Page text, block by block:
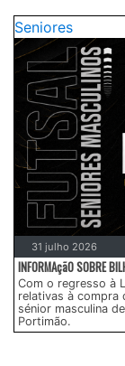
Seniores
31 julho 2026
INFORMAçãO SOBRE
Com o regresso à
relativas à compra
sénior masculina
Portimão.